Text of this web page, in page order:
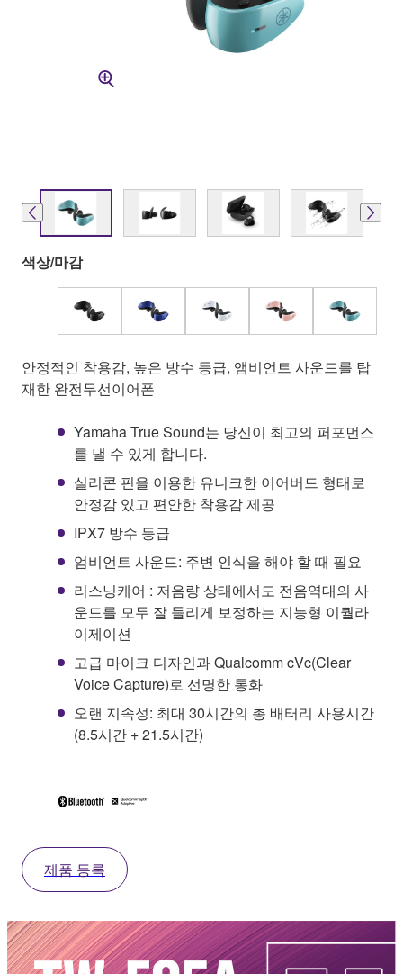
색상/마감
안정적인 착용감, 높은 방수 등급, 앰비언트 사운드를 탑
재한 완전무선이어폰
Yamaha True Sound는 당신이 최고의 퍼포먼스
를 낼 수 있게 합니다.
실리콘 핀을 이용한 유니크한 이어버드 형태로
안정감 있고 편안한 착용감 제공
IPX7 방수 등급
엄비언트 사운드: 주변 인식을 해야 할 때 필요
리스닝케어 : 저음량 상태에서도 전음역대의 사
운드를 모두 잘 들리게 보정하는 지능형 이퀄라
이제이션
고급 마이크 디자인과 Qualcomm cVc(Clear
Voice Capture)로 선명한 통화
오랜 지속성: 최대 30시간의 총 배터리 사용시간
(8.5시간 + 21.5시간)
제품 등록